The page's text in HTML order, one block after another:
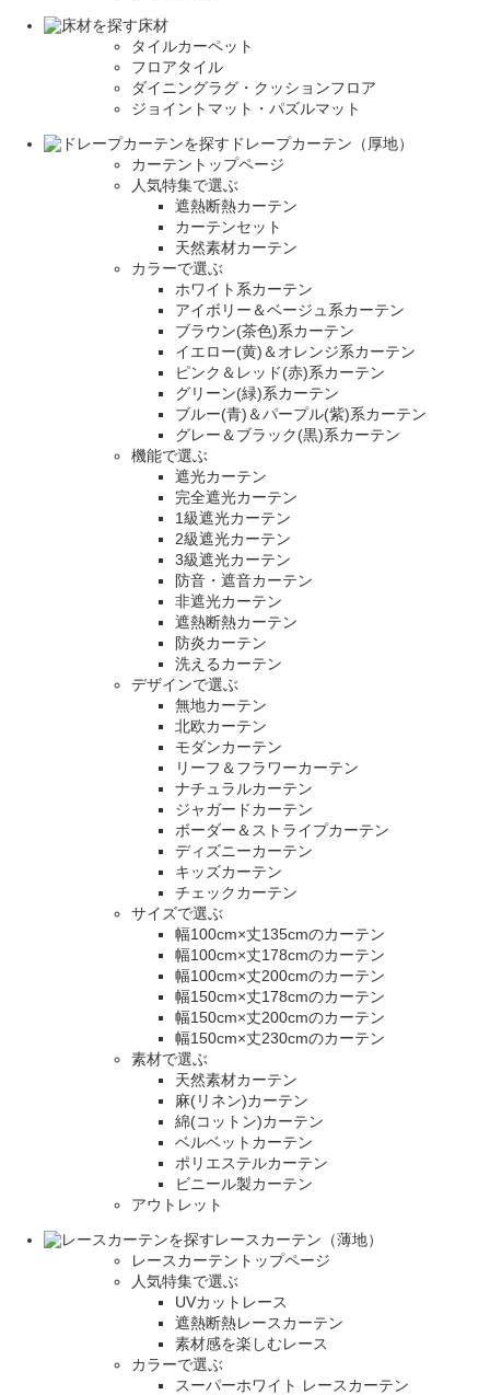
床材
タイルカーペット
フロアタイル
ダイニングラグ・クッションフロア
ジョイントマット・パズルマット
ドレープカーテン（厚地）
カーテントップページ
人気特集で選ぶ
遮熱断熱カーテン
カーテンセット
天然素材カーテン
カラーで選ぶ
ホワイト系カーテン
アイボリー＆ベージュ系カーテン
ブラウン(茶色)系カーテン
イエロー(黄)＆オレンジ系カーテン
ピンク＆レッド(赤)系カーテン
グリーン(緑)系カーテン
ブルー(青)＆パープル(紫)系カーテン
グレー＆ブラック(黒)系カーテン
機能で選ぶ
遮光カーテン
完全遮光カーテン
1級遮光カーテン
2級遮光カーテン
3級遮光カーテン
防音・遮音カーテン
非遮光カーテン
遮熱断熱カーテン
防炎カーテン
洗えるカーテン
デザインで選ぶ
無地カーテン
北欧カーテン
モダンカーテン
リーフ＆フラワーカーテン
ナチュラルカーテン
ジャガードカーテン
ボーダー＆ストライプカーテン
ディズニーカーテン
キッズカーテン
チェックカーテン
サイズで選ぶ
幅100cm×丈135cmのカーテン
幅100cm×丈178cmのカーテン
幅100cm×丈200cmのカーテン
幅150cm×丈178cmのカーテン
幅150cm×丈200cmのカーテン
幅150cm×丈230cmのカーテン
素材で選ぶ
天然素材カーテン
麻(リネン)カーテン
綿(コットン)カーテン
ベルベットカーテン
ポリエステルカーテン
ビニール製カーテン
アウトレット
レースカーテン（薄地）
レースカーテントップページ
人気特集で選ぶ
UVカットレース
遮熱断熱レースカーテン
素材感を楽しむレース
カラーで選ぶ
スーパーホワイト レースカーテン